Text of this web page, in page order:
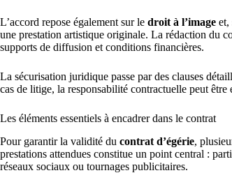
L’accord repose également sur le droit à l’image et,
une prestation artistique originale. La rédaction du
supports de diffusion et conditions financières.
La sécurisation juridique passe par des clauses
cas de litige, la responsabilité contractuelle peut être
Les éléments essentiels à encadrer dans le contrat
Pour garantir la validité du contrat d’égérie,
prestations attendues constitue un point central :
réseaux sociaux ou tournages publicitaires.